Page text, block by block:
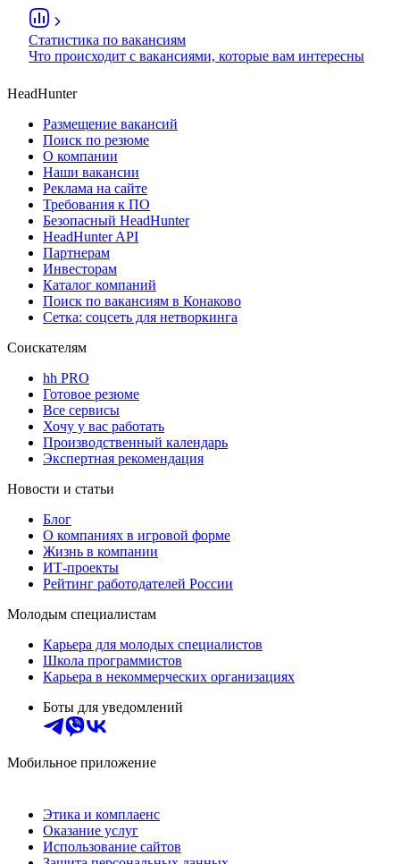
Статистика по вакансиям
Что происходит с вакансиями, которые вам интересны
HeadHunter
Размещение вакансий
Поиск по резюме
О компании
Наши вакансии
Реклама на сайте
Требования к ПО
Безопасный HeadHunter
HeadHunter API
Партнерам
Инвесторам
Каталог компаний
Поиск по вакансиям в Конаково
Сетка: соцсеть для нетворкинга
Соискателям
hh PRO
Готовое резюме
Все сервисы
Хочу у вас работать
Производственный календарь
Экспертная рекомендация
Новости и статьи
Блог
О компаниях в игровой форме
Жизнь в компании
ИТ-проекты
Рейтинг работодателей России
Молодым специалистам
Карьера для молодых специалистов
Школа программистов
Карьера в некоммерческих организациях
Боты для уведомлений
Мобильное приложение
Этика и комплаенс
Оказание услуг
Использование сайтов